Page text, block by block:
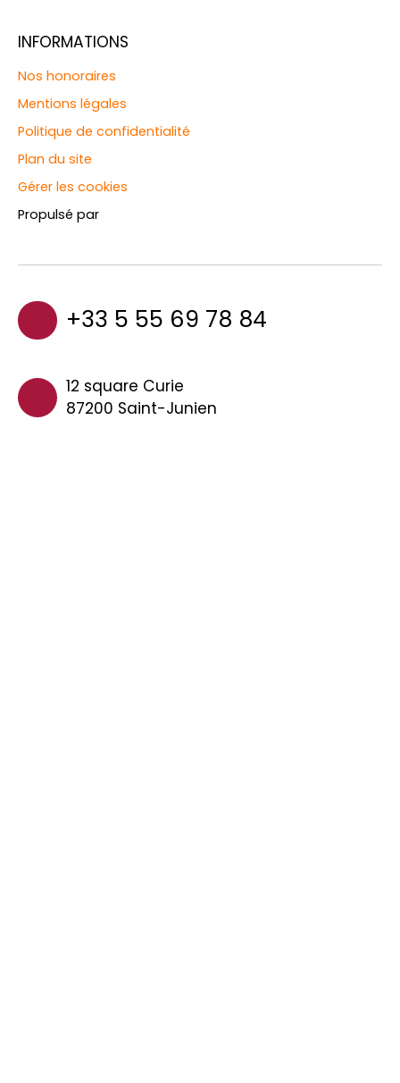
INFORMATIONS
Nos honoraires
Mentions légales
Politique de confidentialité
Plan du site
Gérer les cookies
Propulsé par
+33 5 55 69 78 84
12 square Curie
87200 Saint-Junien